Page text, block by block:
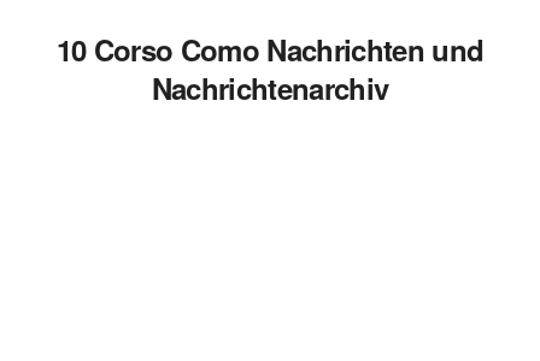
10 Corso Como Nachrichten und
Nachrichtenarchiv